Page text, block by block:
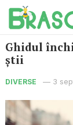
Ghidul
știi
DIVERSE — 3